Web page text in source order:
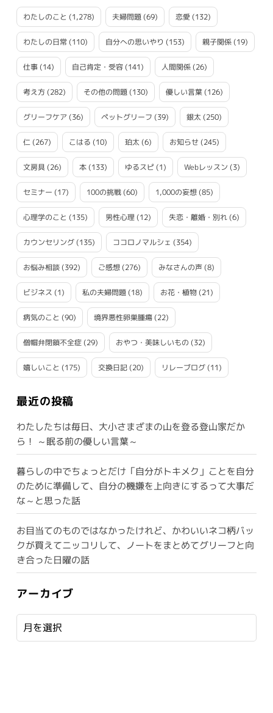
わたしのこと (1,278) 夫婦問題(69) 恋愛 (132)
わたしの日常(110) 自分への思いやり (153) 親子関係(19)
仕事(14) 自己肯定・受容(141) 人間関係(26)
考え方(282) その他の問題(130) 優しい言葉(126)
グリーフケア (36) ペットグリーフ (39) 銀太 (250)
仁(267) こはる (10) 珀太 (6) お知らせ (245)
文房具(26) 本(133) ゆるスピ(1) Webレッスン (3)
セミナー (17) 100の挑戦(60) 1,000の妄想(85)
心理学のこと (135) 男性心理(12) 失恋・離婚・別れ(6)
カウンセリング(135) ココロノマルシェ (354)
お悩み相談(392) ご感想(276) みなさんの声(8)
ビジネス (1) 私の夫婦問題(18) お花・植物(21)
病気のこと (90) 境界悪性卵巣腫瘍(22)
僧帽弁閉鎖不全症(29) おやつ・美味しいもの (32)
嬉しいこと (175) 交換日記(20) リレーブログ(11)
最近の投稿
わたしたちは毎日、大小さまざまの山を登る登山家だか
ら！ ～眠る前の優しい言葉～
暮らしの中でちょっとだけ「自分がトキメク」ことを自分
のために準備して、自分の機嫌を上向きにするって大事だ
な～と思った話
お目当てのものではなかったけれど、かわいいネコ柄バッ
クが買えてニッコリして、ノートをまとめてグリーフと向
き合った日曜の話
アーカイブ